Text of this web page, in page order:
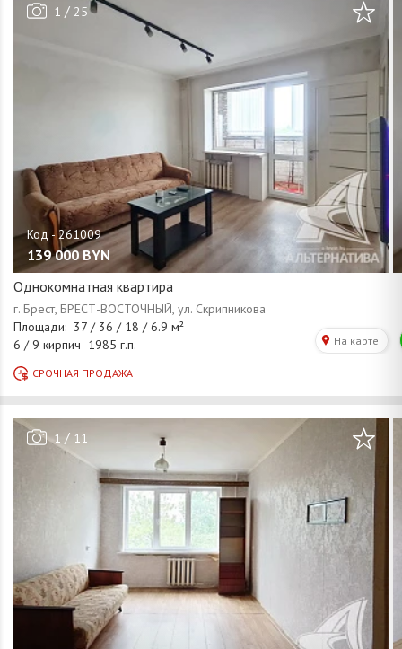
1 / 25
139 000 BYN
Однокомнатная квартира
1 / 11